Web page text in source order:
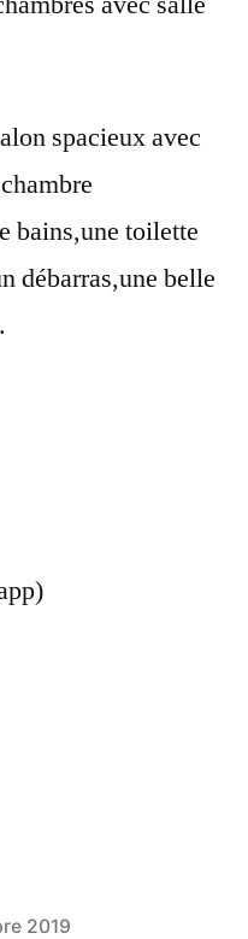
spacieux avec
bains,une toilette
débarras,une belle
2019